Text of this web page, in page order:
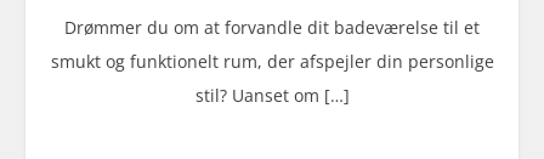
Drømmer du om at forvandle dit badeværelse til et
smukt og funktionelt rum, der afspejler din personlige
stil? Uanset om […]